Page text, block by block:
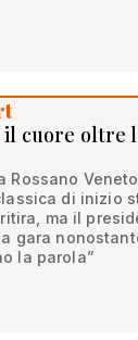
il cuore oltre
Rossano
di inizio
ma il
gara
la parola”